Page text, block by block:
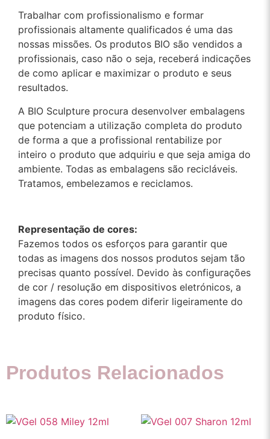
Trabalhar com profissionalismo e formar
profissionais altamente qualificados é uma das
nossas missões. Os produtos BIO são vendidos a
profissionais, caso não o seja, receberá indicações
de como aplicar e maximizar o produto e seus
resultados.
A BIO Sculpture procura desenvolver embalagens
que potenciam a utilização completa do produto
de forma a que a profissional rentabilize por
inteiro o produto que adquiriu e que seja amiga do
ambiente. Todas as embalagens são recicláveis.
Tratamos, embelezamos e reciclamos.
Representação de cores:
Fazemos todos os esforços para garantir que
todas as imagens dos nossos produtos sejam tão
precisas quanto possível. Devido às configurações
de cor / resolução em dispositivos eletrónicos, a
imagens das cores podem diferir ligeiramente do
produto físico.
Produtos Relacionados